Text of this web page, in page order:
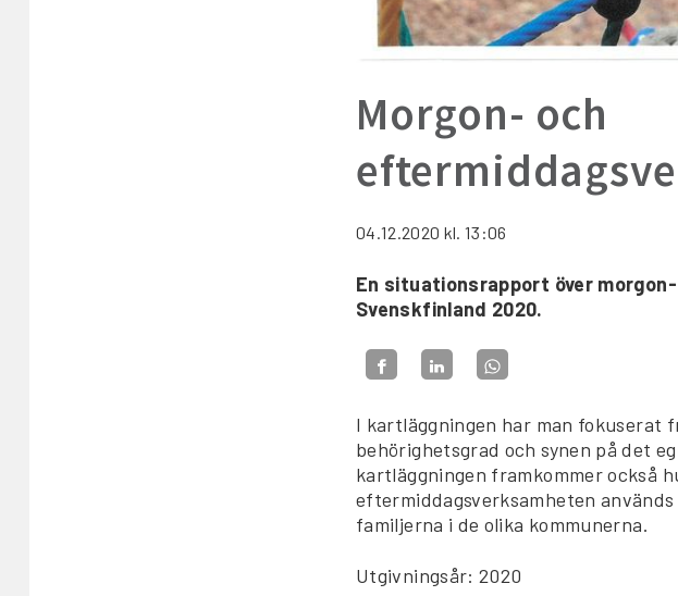
Morgon- och
04.12.2020 kl. 13:06
En situationsrapport över
Svenskfinland 2020.
I kartläggningen har man fokuserat
behörighetsgrad och synen på det
kartläggningen framkommer också
eftermiddagsverksamheten
familjerna i de olika kommunerna.
Utgivningsår: 2020